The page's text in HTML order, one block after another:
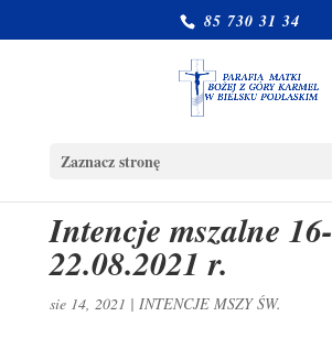
85 730 31 34
Zaznacz stronę
Intencje mszalne 16-
22.08.2021 r.
sie 14, 2021 | INTENCJE MSZY ŚW.